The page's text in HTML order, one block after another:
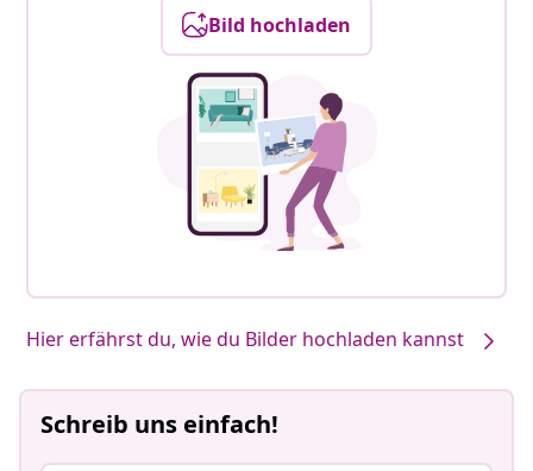
Bild hochladen
Hier erfährst du, wie du Bilder hochladen kannst
Schreib uns einfach!